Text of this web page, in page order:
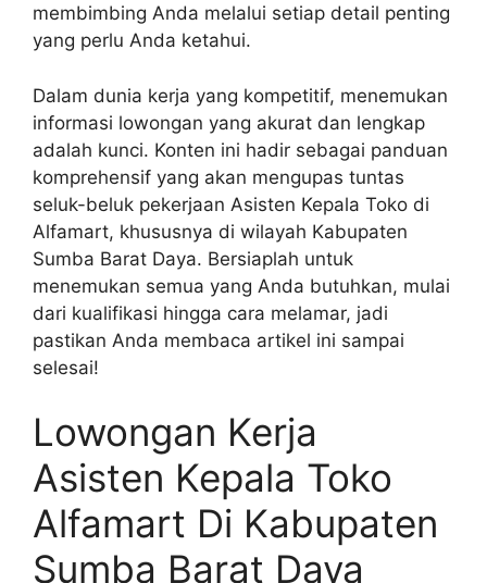
membimbing Anda melalui setiap detail penting
yang perlu Anda ketahui.
Dalam dunia kerja yang kompetitif, menemukan
informasi lowongan yang akurat dan lengkap
adalah kunci. Konten ini hadir sebagai panduan
komprehensif yang akan mengupas tuntas
seluk-beluk pekerjaan Asisten Kepala Toko di
Alfamart, khususnya di wilayah Kabupaten
Sumba Barat Daya. Bersiaplah untuk
menemukan semua yang Anda butuhkan, mulai
dari kualifikasi hingga cara melamar, jadi
pastikan Anda membaca artikel ini sampai
selesai!
Lowongan Kerja
Asisten Kepala Toko
Alfamart Di Kabupaten
Sumba Barat Daya